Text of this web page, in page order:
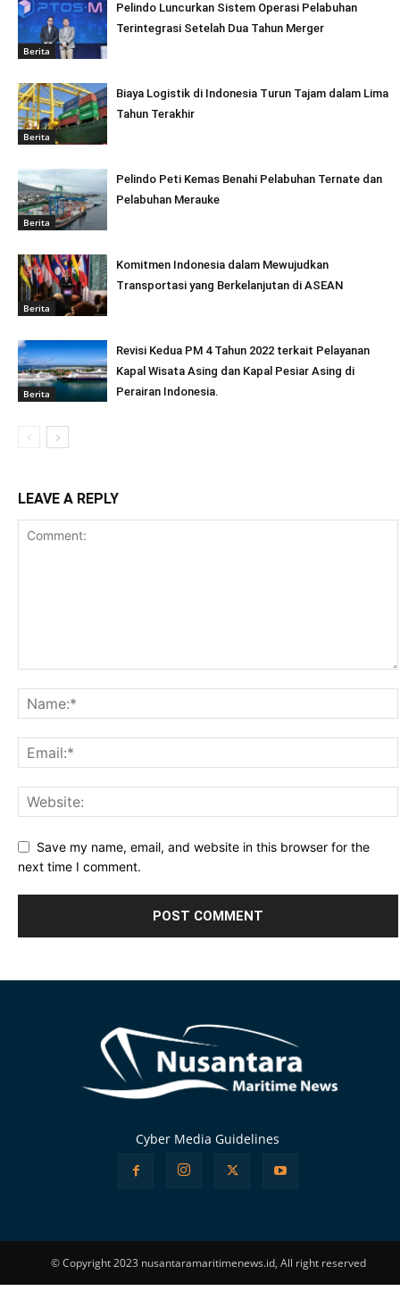
Berita
Pelindo Luncurkan Sistem Operasi Pelabuhan
Terintegrasi Setelah Dua Tahun Merger
Berita
Biaya Logistik di Indonesia Turun Tajam dalam Lima
Tahun Terakhir
Berita
Pelindo Peti Kemas Benahi Pelabuhan Ternate dan
Pelabuhan Merauke
Berita
Komitmen Indonesia dalam Mewujudkan
Transportasi yang Berkelanjutan di ASEAN
Berita
Revisi Kedua PM 4 Tahun 2022 terkait Pelayanan
Kapal Wisata Asing dan Kapal Pesiar Asing di
Perairan Indonesia.
LEAVE A REPLY
Save my name, email, and website in this browser for the
next time I comment.
Cyber Media Guidelines
© Copyright 2023 nusantaramaritimenews.id, All right reserved